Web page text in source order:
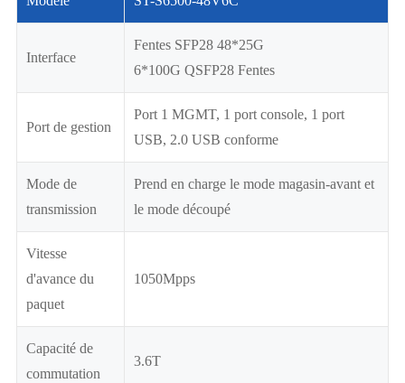
Interface
Fentes SFP28 48*25G
6*100G QSFP28 Fentes
Port de gestion
Port 1 MGMT, 1 port console, 1 port
USB, 2.0 USB conforme
Mode de
transmission
Prend en charge le mode magasin-avant et
le mode découpé
Vitesse
d'avance du
paquet
1050Mpps
Capacité de
commutation
3.6T